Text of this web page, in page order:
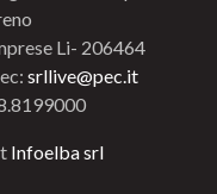
Li- 206464
srllive@pec.it
Infoelba srl